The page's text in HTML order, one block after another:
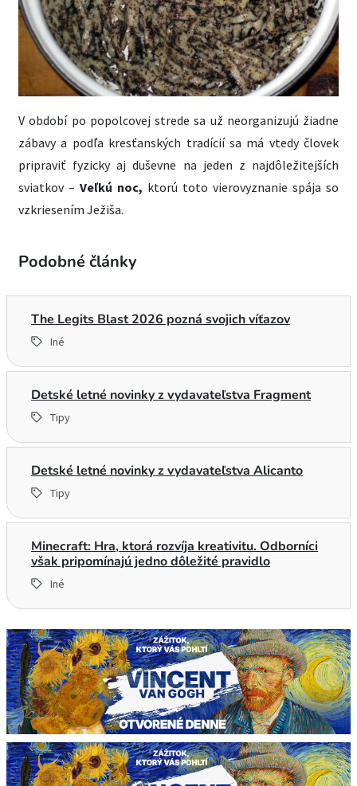
V období po popolcovej strede sa už neorganizujú žiadne
zábavy a podľa kresťanských tradícií sa má vtedy človek
pripraviť fyzicky aj duševne na jeden z najdôležitejších
sviatkov – Veľkú noc, ktorú toto vierovyznanie spája so
vzkriesením Ježiša.
Podobné články
The Legits Blast 2026 pozná svojich víťazov
Iné
Detské letné novinky z vydavateľstva Fragment
Tipy
Detské letné novinky z vydavateľstva Alicanto
Tipy
Minecraft: Hra, ktorá rozvíja kreativitu. Odborníci
však pripomínajú jedno dôležité pravidlo
Iné